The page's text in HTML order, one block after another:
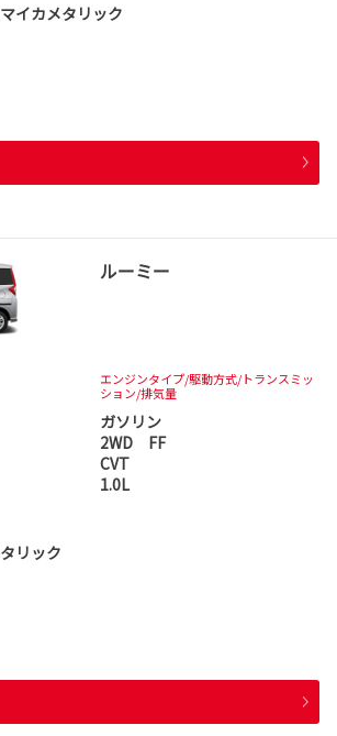
イカメタリック
ルーミー
エンジンタイプ/駆動方式/トランスミッ
ション/排気量
ガソリン
2WD FF
CVT
1.0L
リック